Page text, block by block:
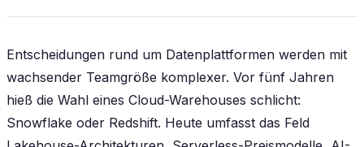
Entscheidungen rund um Datenplattformen werden mit
wachsender Teamgröße komplexer. Vor fünf Jahren
hieß die Wahl eines Cloud-Warehouses schlicht:
Snowflake oder Redshift. Heute umfasst das Feld